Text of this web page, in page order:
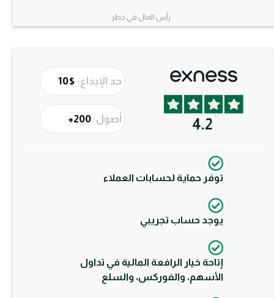
رأس المال في خطر
حد الإيداع: $10
أصول: 200+
توفر حماية لحسابات العملاء
يوجد حساب تجريبي
إتاحة خيار الرافعة المالية في تداول
الأسهم، والفوركس، والسلع